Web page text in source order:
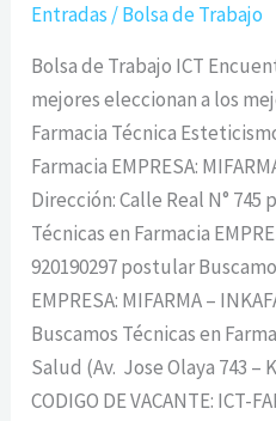
Entradas /Bolsa de Trabajo
Bolsa de Trabajo ICT
mejores eleccionan a los
Farmacia Técnica
Farmacia EMPRESA:
Dirección: Calle Real N° 745
Técnicas en Farmacia
920190297 postular
EMPRESA: MIFARMA –
Buscamos Técnicas en
Salud (Av. Jose Olaya 743 –
CODIGO DE VACANTE:
Trabajo